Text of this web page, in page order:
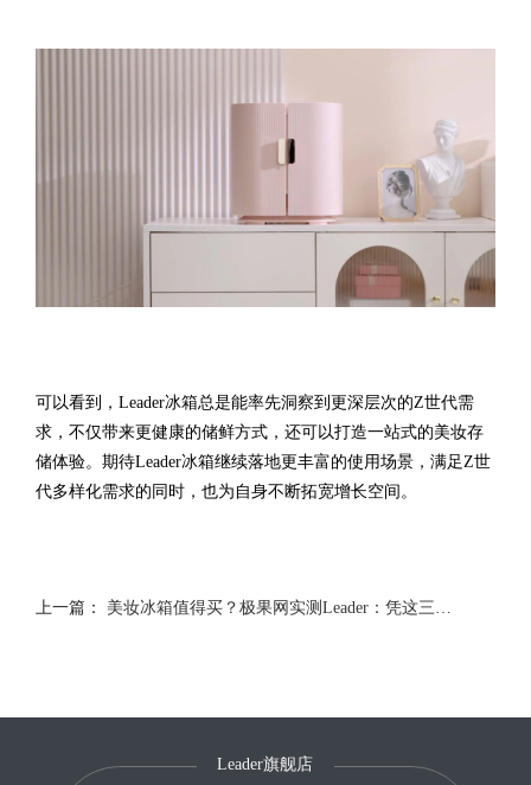
可以看到，Leader冰箱总是能率先洞察到更深层次的Z世代需
求，不仅带来更健康的储鲜方式，还可以打造一站式的美妆存
储体验。期待Leader冰箱继续落地更丰富的使用场景，满足Z世
代多样化需求的同时，也为自身不断拓宽增长空间。
上一篇：
Leader旗舰店